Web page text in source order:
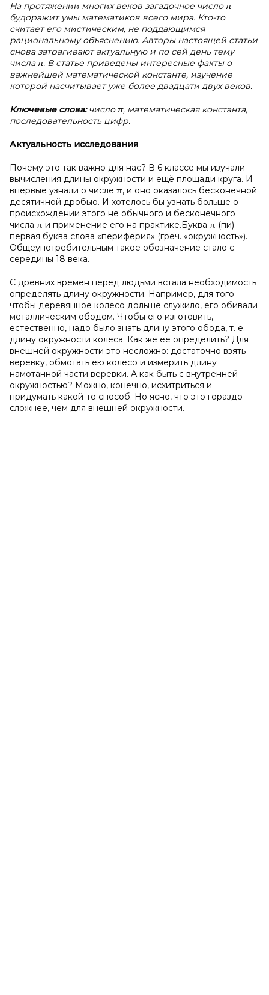
На протяжении многих веков загадочное число π
будоражит умы математиков всего мира. Кто-то
считает его мистическим, не поддающимся
рациональному объяснению. Авторы настоящей статьи
снова затрагивают актуальную и по сей день тему
числа π. В статье приведены интересные факты о
важнейшей математической константе, изучение
которой насчитывает уже более двадцати двух веков.
Ключевые слова:число π, математическая константа,
последовательность цифр.
Актуальность исследования
Почему это так важно для нас? В 6 классе мы изучали
вычисления длины окружности и ещё площади круга. И
впервые узнали о числе π, и оно оказалось бесконечной
десятичной дробью. И хотелось бы узнать больше о
происхождении этого не обычного и бесконечного
числа π и применение его на практике.Буква π (пи)
первая буква слова «периферия» (греч. «окружность»).
Общеупотребительным такое обозначение стало с
середины 18 века.
С древних времен перед людьми встала необходимость
определять длину окружности. Например, для того
чтобы деревянное колесо дольше служило, его обивали
металлическим ободом. Чтобы его изготовить,
естественно, надо было знать длину этого обода, т. е.
длину окружности колеса. Как же её определить? Для
внешней окружности это несложно: достаточно взять
веревку, обмотать ею колесо и измерить длину
намотанной части веревки. А как быть с внутренней
окружностью? Можно, конечно, исхитриться и
придумать какой-то способ. Но ясно, что это гораздо
сложнее, чем для внешней окружности.